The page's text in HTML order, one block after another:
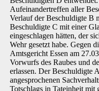
Aufeinandertreffen aller
Verlauf der Beschuldigte B
Beschuldigte C mit einer
eingeschlagen hätten, der
Wehr gesetzt habe. Gegen
Amtsge­richt Essen am
Vorwurfs des Raubes und
erlassen. Der Beschuldigte
angesprochenen
Totschlags in Tateinheit